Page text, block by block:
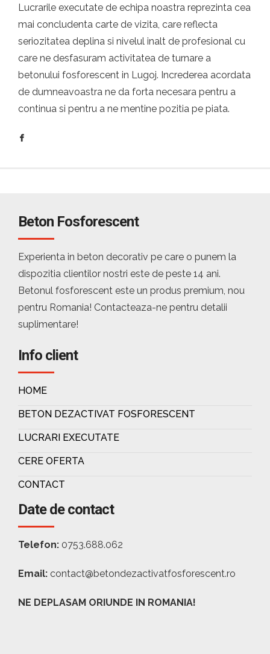
Lucrarile executate de echipa noastra reprezinta cea
mai concludenta carte de vizita, care reflecta
seriozitatea deplina si nivelul inalt de profesional cu
care ne desfasuram activitatea de turnare a
betonului fosforescent in Lugoj. Increderea acordata
de dumneavoastra ne da forta necesara pentru a
continua si pentru a ne mentine pozitia pe piata.
Beton Fosforescent
Experienta in beton decorativ pe care o punem la
dispozitia clientilor nostri este de peste 14 ani.
Betonul fosforescent este un produs premium, nou
pentru Romania! Contacteaza-ne pentru detalii
suplimentare!
Info client
HOME
BETON DEZACTIVAT FOSFORESCENT
LUCRARI EXECUTATE
CERE OFERTA
CONTACT
Date de contact
Telefon: 0753.688.062
Email: contact@betondezactivatfosforescent.ro
NE DEPLASAM ORIUNDE IN ROMANIA!